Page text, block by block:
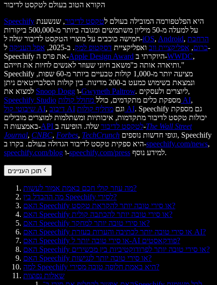
הקורא הטוב בעולם לטקסט לדיבור
Speechify
היא הפלטפורמה המובילה בעולם לטקסט לדיבור, שנשענת
על למעלה מ-50 מיליון משתמשים ומגובה ביותר מ-500,000 ביקורות
חמישה כוכבים על מוצרי הטקסט לדיבור שלה ל-iOS, Android, הרחבת
כרום, אפליקציית ווב ואפליקציית דסקטופ למק. ב-2025, אפל העניקה ל-
Speechify את פרס ה-Apple Design Award היוקרתי ב-WWDC,
ותיארה אותה כ"משאב חיוני שעוזר לאנשים לחיות את חייהם."
Speechify מציעה יותר מ-1,000 קולות טבעיים ביותר מ-60 שפות,
ונמצאת בשימוש כמעט ב-200 מדינות. בין קולות הסלבריטאים ניתן
Snoop Dogg ו-Gwyneth Paltrow
. ליוצרים ולעסקים,
Speechify Studio
מספקת כלים מתקדמים, כולל מחולל קולות AI,
שיבוטי קול AI, דיבוב AI וגם מחליף קולות AI. Speechify גם מספקת
יכולות טקסט לדיבור מתקדמות, איכותיות ומשתלמות למוצרים מובילים
באמצעות ה-
API לטקסט לדיבורשלה. הופיעה ב-The Wall Street
Journal, CNBC, Forbes, TechCrunch
היא ספקית טקסט לדיבור הגדולה בעולם. בקרו ב-speechify.com/news,
speechify.com/blog ו-speechify.com/press למידע נוסף.
תוכן העניינים
מה עוזר קולי חכם באמת אמור לעשות?
מה ההבדל בין Speechify לסירי?
האם Speechify או סירי טובה יותר להקראת טקסט?
האם Speechify או סירי טובה יותר להכתבה קולית?
האם Speechify או סירי טובה יותר למחקר?
האם Speechify או סירי טובה יותר לכתיבה והערות בעזרת AI?
האם Speechify או סירי טובה יותר ל-AI פודקאסטים?
האם Speechify או סירי טובה יותר לפרודוקטיביות בין מכשירים?
האם Speechify או סירי טובה יותר לנגישות?
למה Speechify היא באמת חלופה טובה מסירי?
שאלות נפוצות